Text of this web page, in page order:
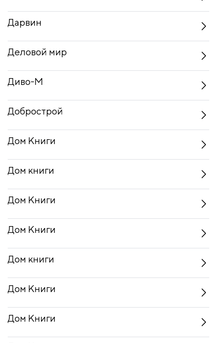
Дарвин
Деловой мир
Диво-М
Добрострой
Дом Книги
Дом книги
Дом Книги
Дом Книги
Дом книги
Дом Книги
Дом Книги